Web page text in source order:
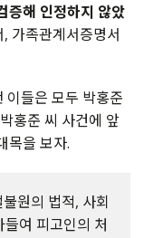
증해 인정하지 않았
가족관계서증명서
이들은 모두 박홍준
홍준 씨 사건에 앞
목을 보자.
원의 법적, 사회
여 피고인의 처